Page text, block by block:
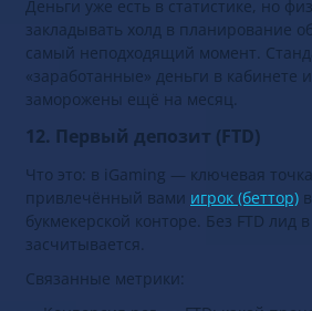
Деньги уже есть в статистике, но
закладывать холд в планирование
самый неподходящий момент.
«заработанные» деньги в кабинете
заморожены ещё на месяц.
12. Первый депозит (FTD)
Что это: в iGaming — ключевая
привлечённый вами игрок (беттор)
букмекерской конторе. Без FTD
Связанные метрики: